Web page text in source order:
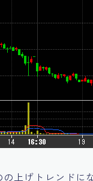
上げトレンド